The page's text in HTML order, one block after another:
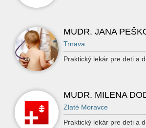
MUDR. JANA
Trnava
Praktický lekár pre deti a
MUDR. MILENA
Zlaté Moravce
Praktický lekár pre deti a